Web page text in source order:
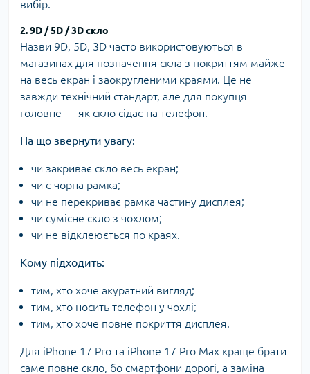
вибір.
2. 9D / 5D / 3D скло
Назви 9D, 5D, 3D часто використовуються в
магазинах для позначення скла з покриттям майже
на весь екран і заокругленими краями. Це не
завжди технічний стандарт, але для покупця
головне — як скло сідає на телефон.
На що звернути увагу:
чи закриває скло весь екран;
чи є чорна рамка;
чи не перекриває рамка частину дисплея;
чи сумісне скло з чохлом;
чи не відклеюється по краях.
Кому підходить:
тим, хто хоче акуратний вигляд;
тим, хто носить телефон у чохлі;
тим, хто хоче повне покриття дисплея.
Для iPhone 17 Pro та iPhone 17 Pro Max краще брати
саме повне скло, бо смартфони дорогі, а заміна